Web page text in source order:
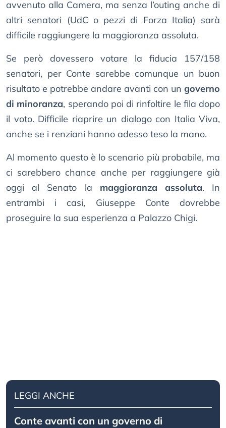
avvenuto alla Camera, ma senza l’outing anche di
altri senatori (UdC o pezzi di Forza Italia) sarà
difficile raggiungere la maggioranza assoluta.
Se però dovessero votare la fiducia 157/158
senatori, per Conte sarebbe comunque un buon
risultato e potrebbe andare avanti con un governo
di minoranza, sperando poi di rinfoltire le fila dopo
il voto. Difficile riaprire un dialogo con Italia Viva,
anche se i renziani hanno adesso teso la mano.
Al momento questo è lo scenario più probabile, ma
ci sarebbero chance anche per raggiungere già
oggi al Senato la maggioranza assoluta. In
entrambi i casi, Giuseppe Conte dovrebbe
proseguire la sua esperienza a Palazzo Chigi.
LEGGI ANCHE
Conte avanti con un governo di